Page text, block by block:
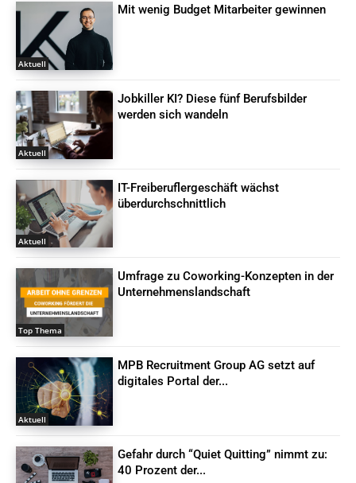
Aktuell
Mit wenig Budget Mitarbeiter gewinnen
Aktuell
Jobkiller KI? Diese fünf Berufsbilder
werden sich wandeln
Aktuell
IT-Freiberuflergeschäft wächst
überdurchschnittlich
Top Thema
Umfrage zu Coworking-Konzepten in der
Unternehmenslandschaft
Aktuell
MPB Recruitment Group AG setzt auf
digitales Portal der...
Gefahr durch “Quiet Quitting” nimmt zu:
40 Prozent der...